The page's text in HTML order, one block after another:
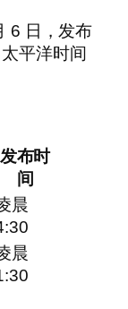
6 日，发布
平洋时间
发布时
间
晨
晨